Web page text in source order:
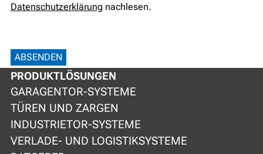
Datenschutzerklärung nachlesen.
ABSENDEN
PRODUKTLÖSUNGEN
GARAGENTOR-SYSTEME
TÜREN UND ZARGEN
INDUSTRIETOR-SYSTEME
VERLADE- UND LOGISTIKSYSTEME